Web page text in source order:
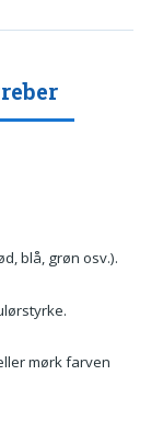
blå, grøn osv.).
mørk farven